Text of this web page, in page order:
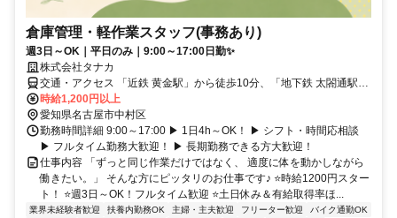
倉庫管理・軽作業スタッフ(事務あり)
週3日～OK｜平日のみ｜9:00～17:00日勤✨
株式会社タナカ
交通・アクセス 「近鉄 黄金駅」から徒歩10分、「地下鉄 太閤通駅」
から徒歩15分/車通勤OK(無料P有り)
時給1,200円以上
愛知県名古屋市中村区
勤務時間詳細 9:00～17:00 ▶ 1日4h～OK！ ▶ シフト・時間応相談
▶ フルタイム勤務大歓迎！ ▶ 長期勤務できる方大歓迎！
仕事内容 「ずっと同じ作業だけではなく、 適度に体を動かしながら
働きたい。」 そんな方にピッタリのお仕事です♪ ⭐時給1200円スター
ト！ ⭐週3日～OK！フルタイム歓迎 ⭐土日休み＆有給取得率ほ...
業界未経験者歓迎 扶養内勤務OK 主婦・主夫歓迎 フリーター歓迎
バイク通勤OK